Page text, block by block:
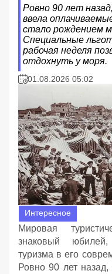
Ровно 90 лет
ввела
стало рождением
Специальные
рабочая неделя
отдохнуть у моря.
01.08.2026 05:02
Интересное
Мировая
знаковый
туризма в его
Ровно 90 лет